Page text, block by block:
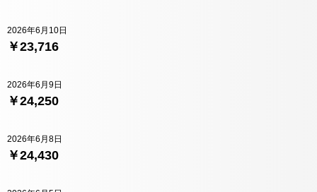
￥23,716
2026年6月10日
￥24,250
2026年6月9日
￥24,430
2026年6月8日